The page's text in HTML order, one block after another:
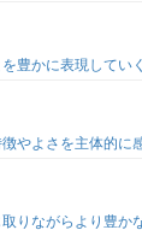
豊かに表現して
徴やよさを主体的
りながらより豊か